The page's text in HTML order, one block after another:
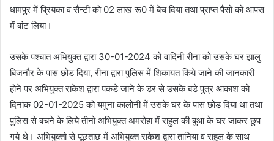
धामपुर में प्रिंयका व सैन्टी को 02 लाख रू0 में बेच दिया तथा प्राप्त पैसो को आपस
में बांट लिया।
उसके पश्चात अभियुक्त द्वारा 30-01-2024 को वादिनी रीना को उसके घर झालु
बिजनौर के पास छोड दिया, रीना द्वारा पुलिस में शिकायत किये जाने की जानकारी
होने पर अभियुक्त राकेश द्वारा पकडे जाने के डर से उसके बडे पुत्र आकाश को
दिनांक 02-01-2025 को यमुना कालोनी में उसके घर के पास छोड दिया था तथा
पुलिस से बचने के लिये तीनो अभियुक्त अमरोहा में राहुल की बुआ के घर जाकर छुप
गये थे। अभियुक्तो से पूछताछ में अभियुक्त राकेश द्वारा तानिया व राहुल के साथ